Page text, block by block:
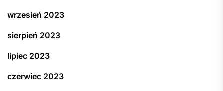
wrzesień 2023
sierpień 2023
lipiec 2023
czerwiec 2023